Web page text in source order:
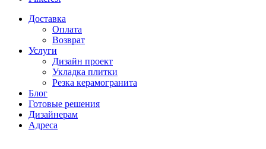
Доставка
Оплата
Возврат
Услуги
Дизайн проект
Укладка плитки
Резка керамогранита
Блог
Готовые решения
Дизайнерам
Адреса